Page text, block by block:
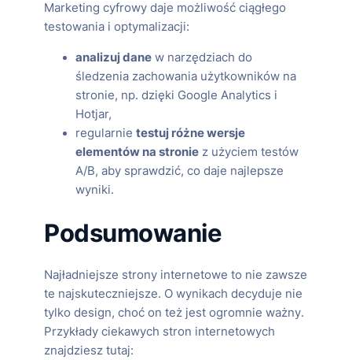
Marketing cyfrowy daje możliwość ciągłego
testowania i optymalizacji:
analizuj dane w narzędziach do
śledzenia zachowania użytkowników na
stronie, np. dzięki Google Analytics i
Hotjar,
regularnie testuj różne wersje
elementów na stronie z użyciem testów
A/B, aby sprawdzić, co daje najlepsze
wyniki.
Podsumowanie
Najładniejsze strony internetowe to nie zawsze
te najskuteczniejsze. O wynikach decyduje nie
tylko design, choć on też jest ogromnie ważny.
Przykłady ciekawych stron internetowych
znajdziesz tutaj: